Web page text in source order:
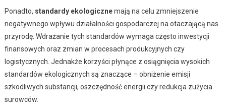
Ponadto, standardy ekologicznemają na celu zmniejszenie
negatywnego wpływu działalności gospodarczej na otaczającą nas
przyrodę. Wdrażanie tych standardów wymaga często inwestycji
finansowych oraz zmian w procesach produkcyjnych czy
logistycznych. Jednakże korzyści płynące z osiągnięcia wysokich
standardów ekologicznych są znaczące – obniżenie emisji
szkodliwych substancji, oszczędność energii czy redukcja zużycia
surowców.